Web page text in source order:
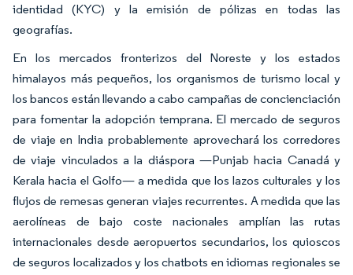
identidad (KYC) y la emisión de pólizas en todas las
geografías.
En los mercados fronterizos del Noreste y los estados
himalayos más pequeños, los organismos de turismo local y
los bancos están llevando a cabo campañas de concienciación
para fomentar la adopción temprana. El mercado de seguros
de viaje en India probablemente aprovechará los corredores
de viaje vinculados a la diáspora —Punjab hacia Canadá y
Kerala hacia el Golfo— a medida que los lazos culturales y los
flujos de remesas generan viajes recurrentes. A medida que las
aerolíneas de bajo coste nacionales amplían las rutas
internacionales desde aeropuertos secundarios, los quioscos
de seguros localizados y los chatbots en idiomas regionales se